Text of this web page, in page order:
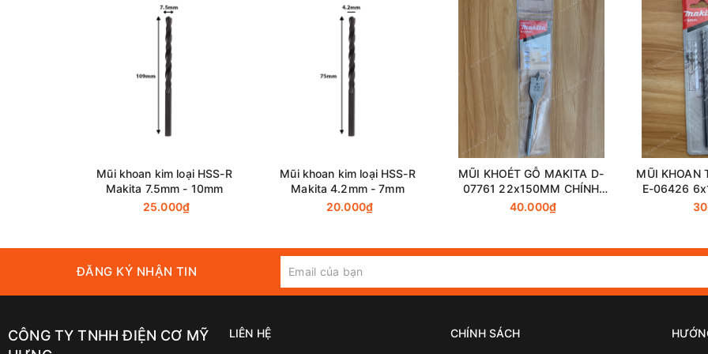
Mũi khoan kim loại HSS-R
Makita 7.5mm - 10mm
25.000₫
Mũi khoan kim loại HSS-R
Makita 4.2mm - 7mm
20.000₫
MŨI KHOÉT GỖ MAKITA D-
07761 22x150MM CHÍNH
HÃNG
40.000₫
MŨI KHOAN
E-06426
KẸP
ĐĂNG KÝ NHẬN TIN
CÔNG TY TNHH ĐIỆN CƠ MỸ
LIÊN HỆ
CHÍNH SÁCH